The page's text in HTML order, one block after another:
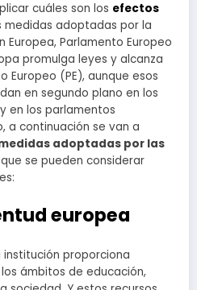
cuáles son los efectos
medidas adoptadas por la
Europea, Parlamento Europeo
promulga leyes y alcanza
Europeo (PE), aunque esos
en segundo plano en los
en los parlamentos
a continuación se van a
adoptadas por las
que se pueden considerar
europea
institución proporciona
ámbitos de educación,